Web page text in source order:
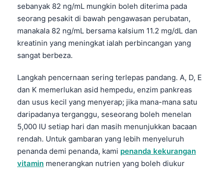
sebanyak 82 ng/mL mungkin boleh diterima pada
seorang pesakit di bawah pengawasan perubatan,
manakala 82 ng/mL bersama kalsium 11.2 mg/dL dan
kreatinin yang meningkat ialah perbincangan yang
sangat berbeza.
Langkah pencernaan sering terlepas pandang. A, D, E
dan K memerlukan asid hempedu, enzim pankreas
dan usus kecil yang menyerap; jika mana-mana satu
daripadanya terganggu, seseorang boleh menelan
5,000 IU setiap hari dan masih menunjukkan bacaan
rendah. Untuk gambaran yang lebih menyeluruh
penanda demi penanda, kami penanda kekurangan
vitamin menerangkan nutrien yang boleh diukur